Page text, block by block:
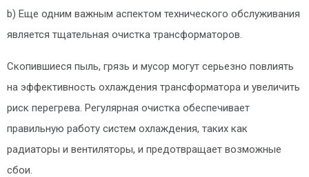
b) Еще одним важным аспектом технического обслуживания
является тщательная очистка трансформаторов.
Скопившиеся пыль, грязь и мусор могут серьезно повлиять
на эффективность охлаждения трансформатора и увеличить
риск перегрева. Регулярная очистка обеспечивает
правильную работу систем охлаждения, таких как
радиаторы и вентиляторы, и предотвращает возможные
сбои.